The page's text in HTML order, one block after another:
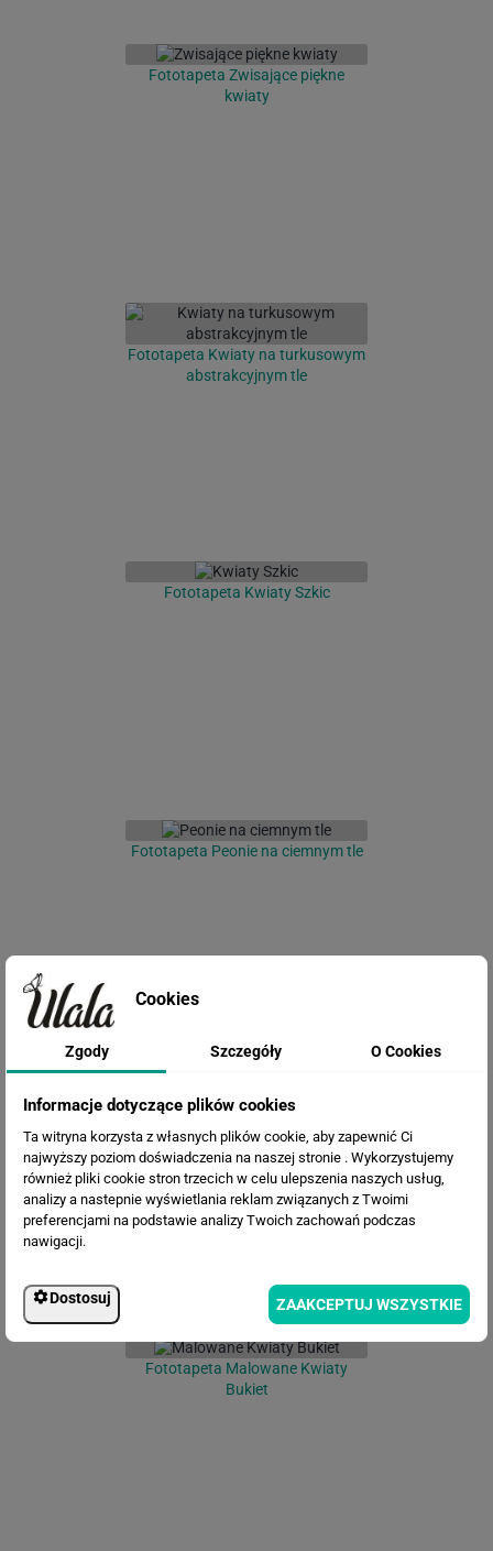
Fototapeta Zwisające piękne
kwiaty
Fototapeta Kwiaty na turkusowym
abstrakcyjnym tle
Fototapeta Kwiaty Szkic
Fototapeta Peonie na ciemnym tle
Fototapeta Kwiaty Akwarela
Fototapeta Malowane Kwiaty
Bukiet
Cookies
Zgody Szczegóły O Cookies
Informacje dotyczące plików cookies
Ta witryna korzysta z własnych plików cookie, aby zapewnić Ci
najwyższy poziom doświadczenia na naszej stronie . Wykorzystujemy
również pliki cookie stron trzecich w celu ulepszenia naszych usług,
analizy a nastepnie wyświetlania reklam związanych z Twoimi
preferencjami na podstawie analizy Twoich zachowań podczas
nawigacji.
Dostosuj ZAAKCEPTUJ WSZYSTKIE